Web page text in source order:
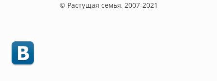
© Растущая семья, 2007-2021